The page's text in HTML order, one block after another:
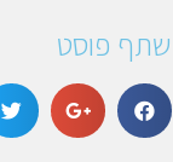
שתף פוסט